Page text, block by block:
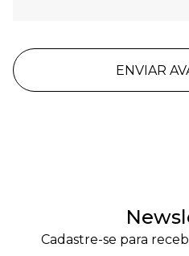
ENVIAR
Cadastre-se para